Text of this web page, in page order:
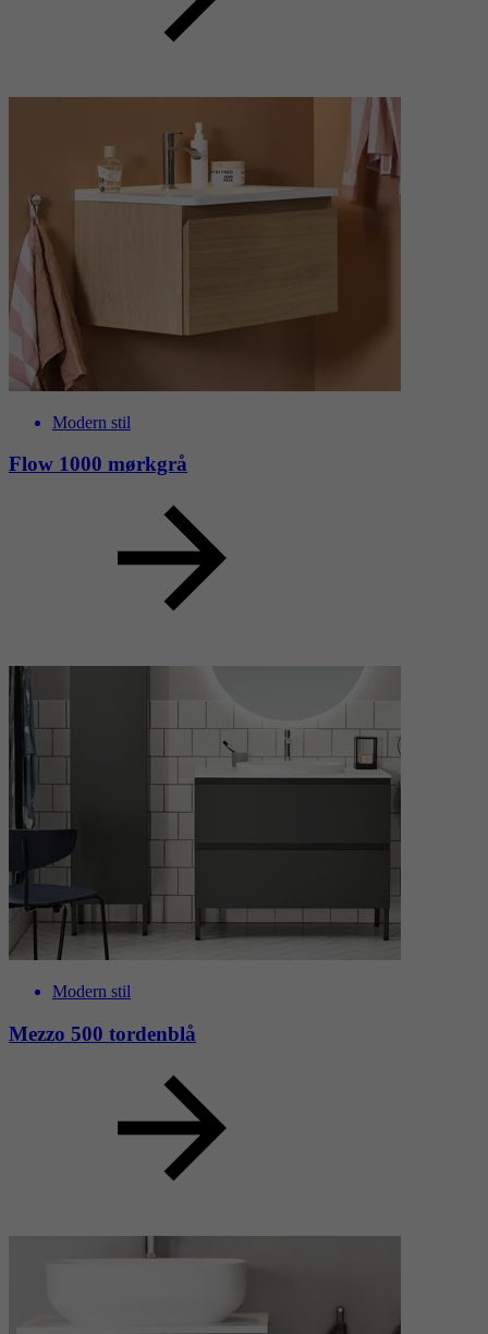
Modern stil
Flow 1000 mørkgrå
Modern stil
Mezzo 500 tordenblå